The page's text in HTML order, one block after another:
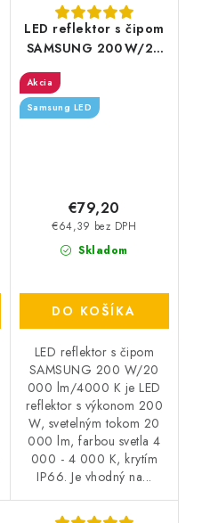
LED reflektor s čipom
SAMSUNG 200 W/20
Akcia
Samsung LED
Skladom
€64,39 bez DPH
€79,20
DO KOŠÍKA
LED reflektor s čipom
SAMSUNG 200 W/20
000 lm/4000 K je LED
reflektor s výkonom 200
W, svetelným tokom 20
000 lm, farbou svetla 4
000 - 4 000 K, krytím
IP66. Je vhodný na...